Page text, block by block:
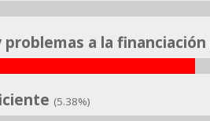
a la financiación
(5.38%)